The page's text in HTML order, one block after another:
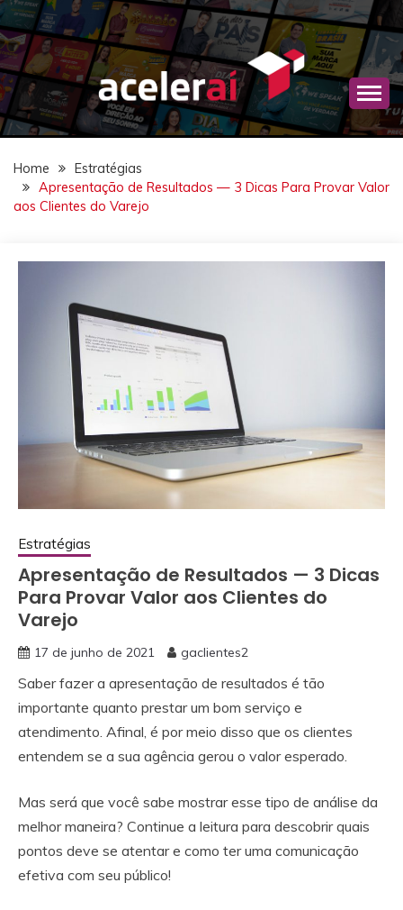
Skip
to
content
BLOG ACELERAÍ
Estratégias de marketing de autoridade, campanhas
com celebridades e planejamento comercial para
Home
Estratégias
Apresentação de Resultados — 3 Dicas Para Provar Valor
aos Clientes do Varejo
Estratégias
Apresentação de Resultados — 3 Dicas
Para Provar Valor aos Clientes do
Varejo
17 de junho de 2021 gaclientes2
Saber fazer a apresentação de resultados é tão
importante quanto prestar um bom serviço e
atendimento. Afinal, é por meio disso que os clientes
entendem se a sua agência gerou o valor esperado.
Mas será que você sabe mostrar esse tipo de análise da
melhor maneira? Continue a leitura para descobrir quais
pontos deve se atentar e como ter uma comunicação
efetiva com seu público!